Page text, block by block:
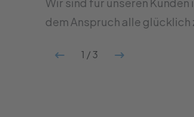
dem Anspruch alle glücklich
1 /3
unkompliziert und
nur unterschreiben, der